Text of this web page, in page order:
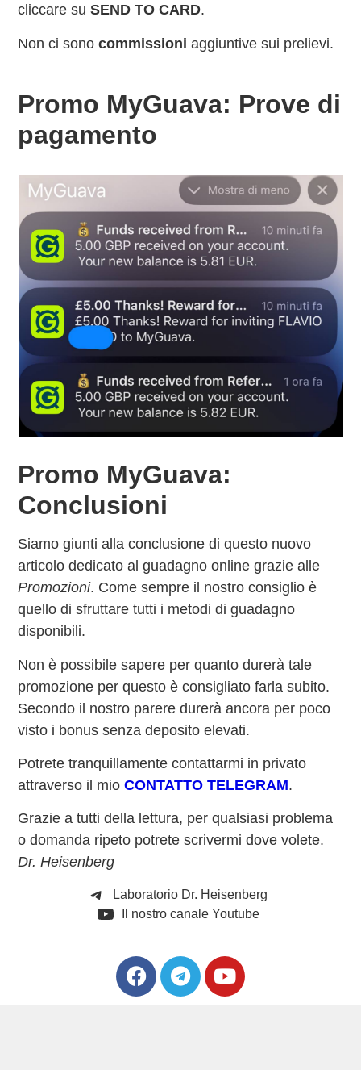
cliccare suSEND TO CARD.
Non ci sonocommissioniaggiuntive sui prelievi.
Promo MyGuava: Prove di
pagamento
Promo MyGuava:
Conclusioni
Siamo giunti alla conclusione di questo nuovo
articolo dedicato al guadagno online grazie alle
Promozioni. Come sempre il nostro consiglio è
quello di sfruttare tutti i metodi di guadagno
disponibili.
Non è possibile sapere per quanto durerà tale
promozione per questo è consigliato farla subito.
Secondo il nostro parere durerà ancora per poco
visto i bonus senza deposito elevati.
Potrete tranquillamente contattarmi in privato
attraverso il mioCONTATTO TELEGRAM.
Grazie a tutti della lettura, per qualsiasi problema
o domanda ripeto potrete scrivermi dove volete.
Dr. Heisenberg
Laboratorio Dr. Heisenberg
Il nostro canale Youtube